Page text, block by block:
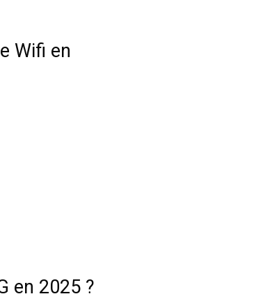
Wifi en
en 2025 ?